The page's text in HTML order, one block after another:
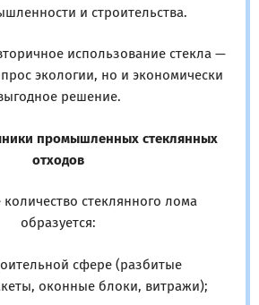
и строительства.
использование стекла —
экологии, но и экономически
решение.
промышленных стеклянных
отходов
стеклянного лома
образуется:
сфере (разбитые
оконные блоки, витражи);